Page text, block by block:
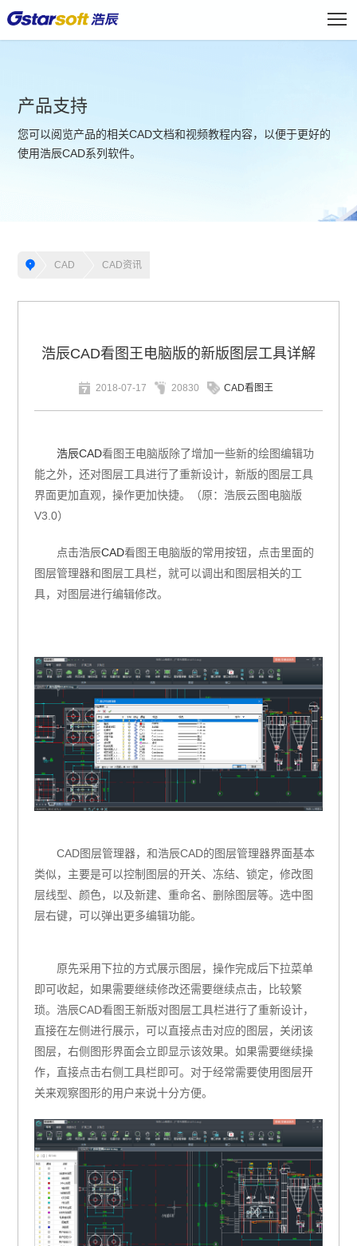
产品支持
您可以阅览产品的相关CAD文档和视频教程内容，以便于更好的
使用浩辰CAD系列软件。
CAD CAD资讯
浩辰CAD看图王电脑版的新版图层工具详解
2018-07-17 20830 CAD看图王
浩辰CAD看图王电脑版除了增加一些新的绘图编辑功
能之外，还对图层工具进行了重新设计，新版的图层工具
界面更加直观，操作更加快捷。
（原：浩辰云图电脑版
V3.0）
点击浩辰CAD看图王电脑版的常用按钮，点击里面的
图层管理器和图层工具栏，就可以调出和图层相关的工
具，对图层进行编辑修改。
CAD图层管理器，和浩辰CAD的图层管理器界面基本
类似，主要是可以控制图层的开关、冻结、锁定，修改图
层线型、颜色，以及新建、重命名、删除图层等。选中图
层右键，可以弹出更多编辑功能。
原先采用下拉的方式展示图层，操作完成后下拉菜单
即可收起，如果需要继续修改还需要继续点击，比较繁
琐。浩辰CAD看图王新版对图层工具栏进行了重新设计，
直接在左侧进行展示，可以直接点击对应的图层，关闭该
图层，右侧图形界面会立即显示该效果。如果需要继续操
作，直接点击右侧工具栏即可。对于经常需要使用图层开
关来观察图形的用户来说十分方便。